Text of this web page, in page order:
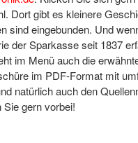
Dort gibt es kleinere
sind eingebunden. Und
der Sparkasse seit 1837
im Menü auch die
im PDF-Format mit
natürlich auch den
gern vorbei!